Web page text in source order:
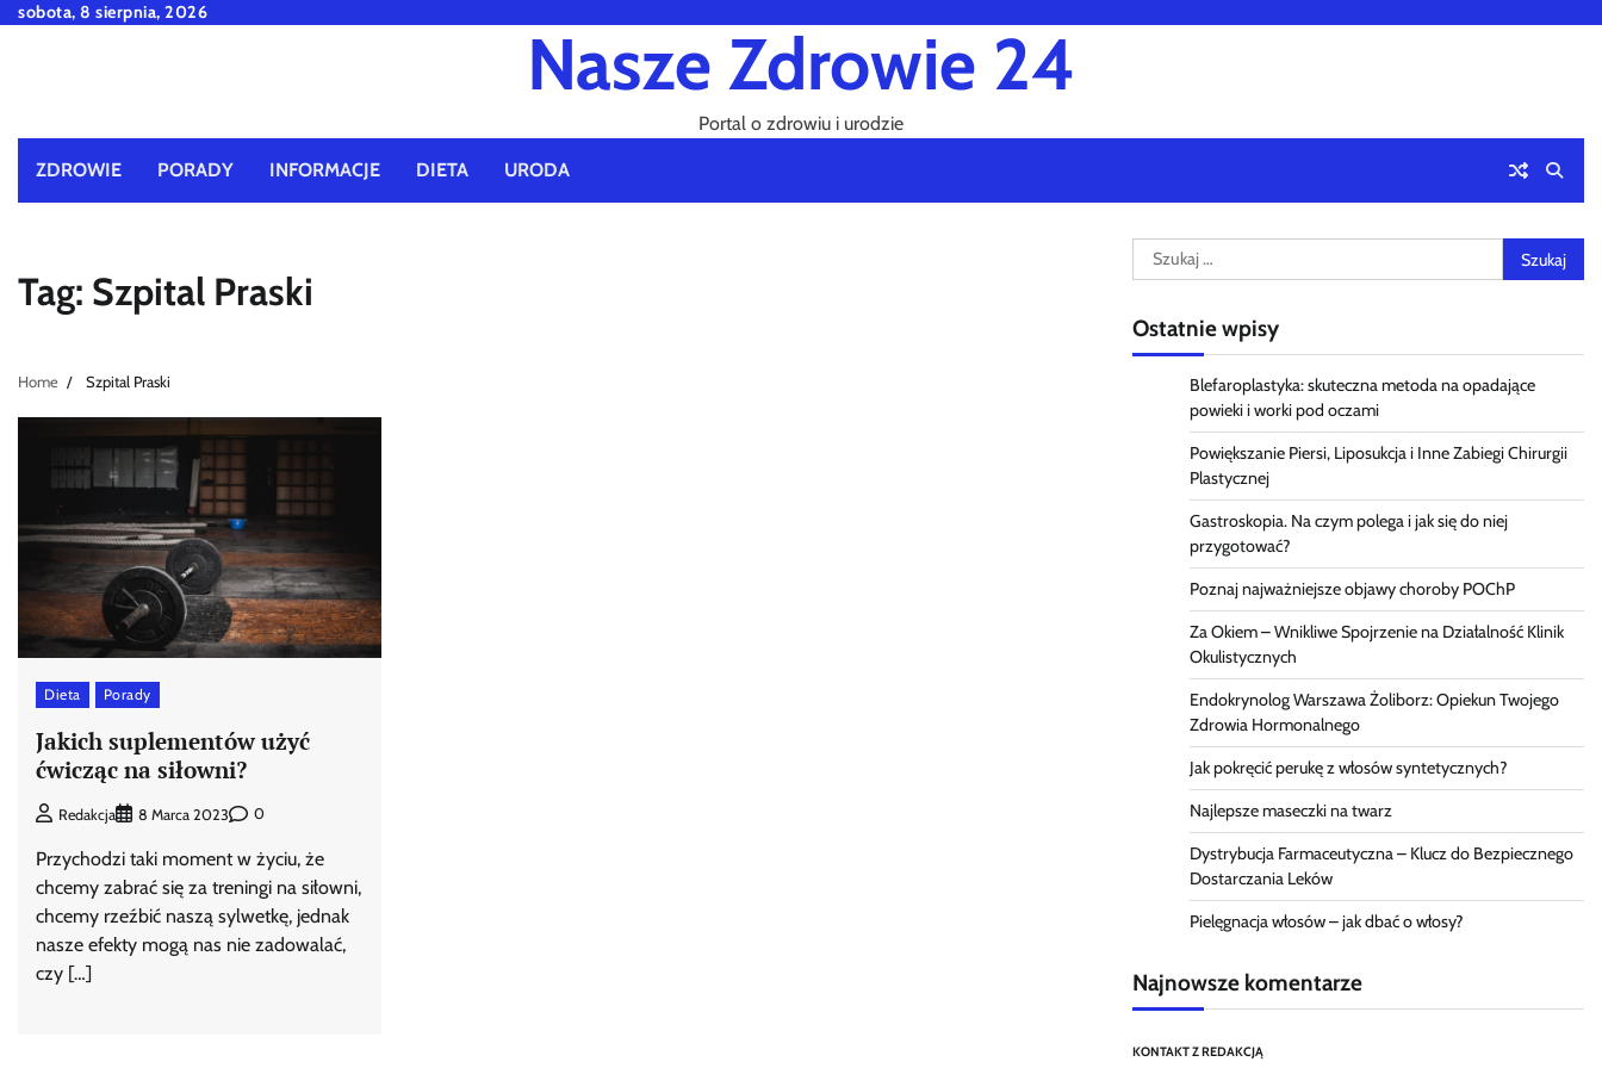
Skipsobota, 8 sierpnia, 2026
Nasze Zdrowie 24
Portal o zdrowiu i urodzie
ZDROWIE PORADY INFORMACJE DIETA URODA
Tag: Szpital Praski
Home Szpital Praski
Dieta Porady
Jakich suplementów użyć
ćwicząc na siłowni?
Redakcja 8 Marca 2023 0
Przychodzi taki moment w życiu, że
chcemy zabrać się za treningi na siłowni,
chcemy rzeźbić naszą sylwetkę, jednak
nasze efekty mogą nas nie zadowalać,
czy […]
Szukaj:
Ostatnie wpisy
Blefaroplastyka: skuteczna metoda na opadające
powieki i worki pod oczami
Powiększanie Piersi, Liposukcja i Inne Zabiegi Chirurgii
Plastycznej
Gastroskopia. Na czym polega i jak się do niej
przygotować?
Poznaj najważniejsze objawy choroby POChP
Za Okiem – Wnikliwe Spojrzenie na Działalność Klinik
Okulistycznych
Endokrynolog Warszawa Żoliborz: Opiekun Twojego
Zdrowia Hormonalnego
Jak pokręcić perukę z włosów syntetycznych?
Najlepsze maseczki na twarz
Dystrybucja Farmaceutyczna – Klucz do Bezpiecznego
Dostarczania Leków
Pielęgnacja włosów – jak dbać o włosy?
Najnowsze komentarze
KONTAKT Z REDAKCJĄ